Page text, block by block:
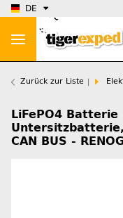
DE
Zurück zur Liste
LiFePO4 Batterie
CAN BUS -